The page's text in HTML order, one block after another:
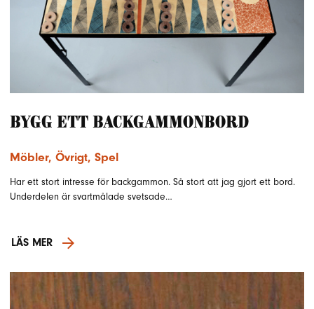
Bygg ett backgammonbord
Möbler, Övrigt, Spel
Har ett stort intresse för backgammon. Så stort att jag gjort ett bord.
Underdelen är svartmålade svetsade…
LÄS MER